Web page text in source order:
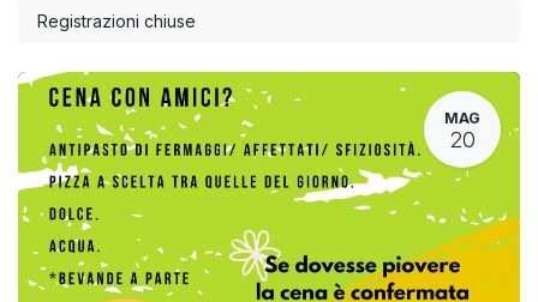
Registrazioni chiuse
MAG
20